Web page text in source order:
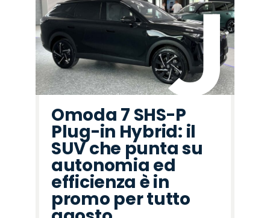
Omoda 7 SHS-P
Plug-in Hybrid: il
SUV che punta su
autonomia ed
efficienza è in
promo per tutto